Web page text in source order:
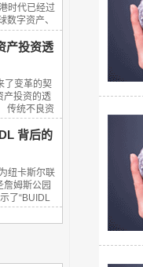
时代已经过
数字资产、
产投资透
了变革的契
产投资的透
传统不良资
背后的
纽卡斯尔联
詹姆斯公园
了“BUIDL